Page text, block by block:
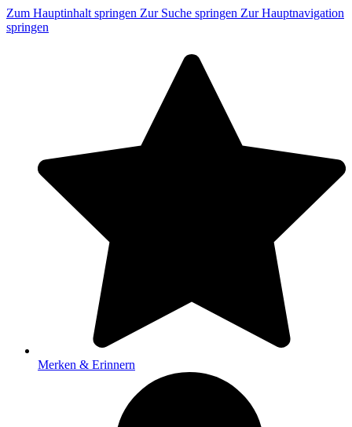
Zum Hauptinhalt springen Zur Suche springen Zur Hauptnavigation
springen
Merken & Erinnern